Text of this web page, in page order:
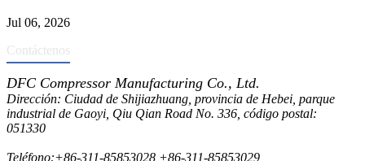
Jul 06, 2026
Contáctenos
DFC Compressor Manufacturing Co., Ltd.
Dirección: Ciudad de Shijiazhuang, provincia de Hebei, parque
industrial de Gaoyi, Qiu Qian Road No. 336, código postal:
051330
Teléfono:+86-311-85853028 +86-311-85853029